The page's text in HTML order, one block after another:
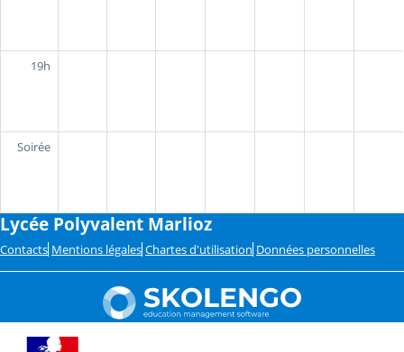
19h
Soirée
Lycée Polyvalent Marlioz
Contacts Mentions légales Chartes d'utilisation Données personnelles